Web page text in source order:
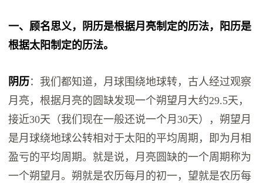
一、顾名思义‬，阴历‬是‬根据‬月亮‬制定‬的‬历法‬，阳历‬是‬
根据‬太阳‬制定‬的‬历法‬‬。
阴历 ：我们都知道，月球围绕地球转，古人经过观察
月亮，根据月亮的圆缺发现一个朔望月大约29.5天，
接近30天（我们现在一般还说一个月30天），朔望月
是月球绕地球公转相对于太阳的平均周期，即为月相
盈亏的平均周期。就是说，月亮圆缺的一个周期称为
一个朔望月。朔就是农历每月的初一，望就是农历每